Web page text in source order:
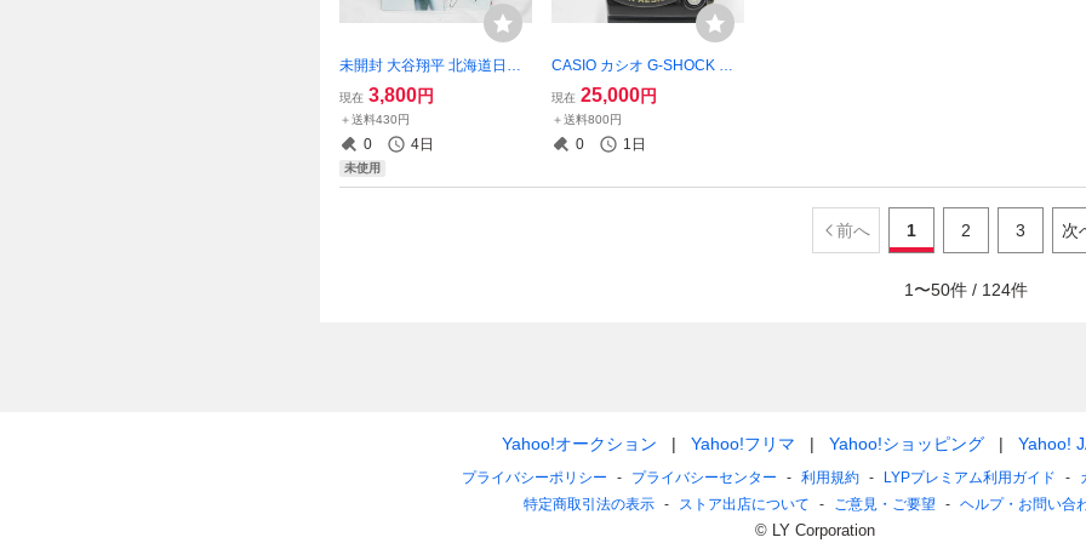
未開封 大谷翔平 北海道日本
ハムファイターズ オリジナ
ルフレーム切手 限定 日本郵
便 記念切手 コレクション 現
状品 2603-N0112②M(NT)
現在 3,800円
＋送料430円
0 4日
未使用
CASIO カシオ G-SHOCK ジ
ーショック FROGMAN フロ
ッグマン GW-200TC トリプ
ルクラウン タフソーラー 腕
時計 現状品 2602-N0118M(N
現在 25,000円
＋送料800円
0 1日
前へ 1 2 3 次
1〜50件 / 124件
Yahoo!オークション Yahoo!フリマ Yahoo!ショッピング Yahoo!
プライバシーポリシー プライバシーセンター 利用規約 LYPプレミアム利用ガイド
特定商取引法の表示
ストア出店について ご意見・ご要望 ヘルプ・お問い合
© LY Corporation